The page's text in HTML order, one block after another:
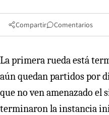
Compartir Comentarios
La primera rueda está
aún quedan partidos por
que no ven amenazado
terminaron la instancia